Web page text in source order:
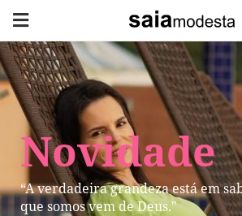
Novidade
“A verdadeira grandeza está em
que somos vem de Deus."